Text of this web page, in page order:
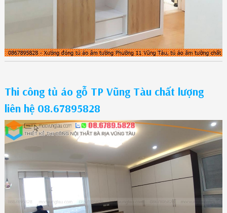
Thi công tủ áo gỗ TP Vũng Tàu chất lượng
liên hệ 08.67895828